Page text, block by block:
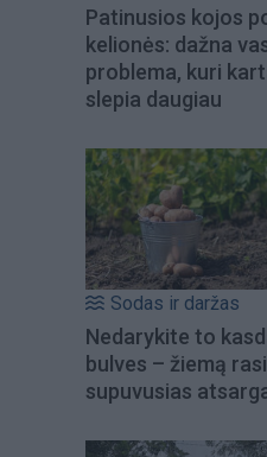
Patinusios kojos
kelionės: dažna
problema, kuri
slepia daugiau
Sodas ir daržas
Nedarykite to
bulves – žiemą
supuvusias